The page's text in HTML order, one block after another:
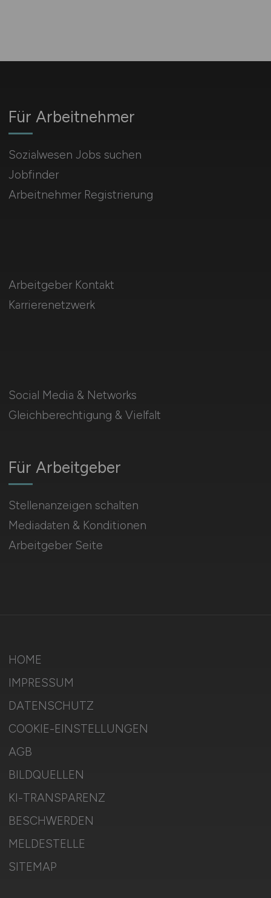
Für Arbeitnehmer
Sozialwesen Jobs suchen
Jobfinder
Arbeitnehmer Registrierung
Social Media & Networks
Gleichberechtigung & Vielfalt
Für Arbeitgeber
Stellenanzeigen schalten
Mediadaten & Konditionen
Arbeitgeber Seite
Arbeitgeber Kontakt
Karrierenetzwerk
HOME
IMPRESSUM
DATENSCHUTZ
COOKIE-EINSTELLUNGEN
AGB
BILDQUELLEN
KI-TRANSPARENZ
BESCHWERDEN
MELDESTELLE
SITEMAP